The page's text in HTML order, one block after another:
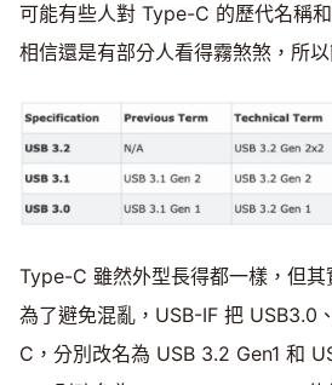
可能有些人對 Type-C 的歷代名稱
相信還是有部分人看得霧煞煞，所以
Type-C 雖然外型長得都一樣，但其
為了避免混亂，USB-IF 把 USB3.0
C，分別改名為 USB 3.2 Gen1 和